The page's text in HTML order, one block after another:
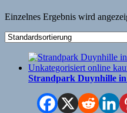
Einzelnes Ergebnis wird
Strandpark Duynhille